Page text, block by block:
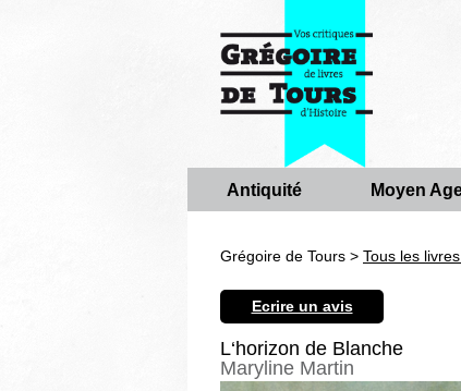
Antiquité Moyen
Grégoire de Tours > Tous les
Ecrire un avis
L‘horizon de Blanche
Maryline Martin